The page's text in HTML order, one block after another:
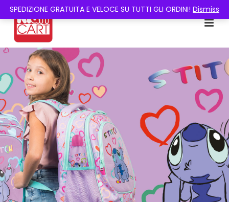
SPEDIZIONE GRATUITA E VELOCE SU TUTTI GLI ORDINI! Dismiss